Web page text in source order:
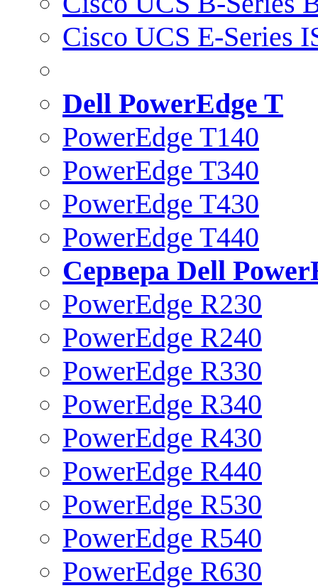
Cisco UCS E-Series
Dell PowerEdge T
PowerEdge T140
PowerEdge T340
PowerEdge T430
PowerEdge T440
Сервера Dell
PowerEdge R230
PowerEdge R240
PowerEdge R330
PowerEdge R340
PowerEdge R430
PowerEdge R440
PowerEdge R530
PowerEdge R540
PowerEdge R630